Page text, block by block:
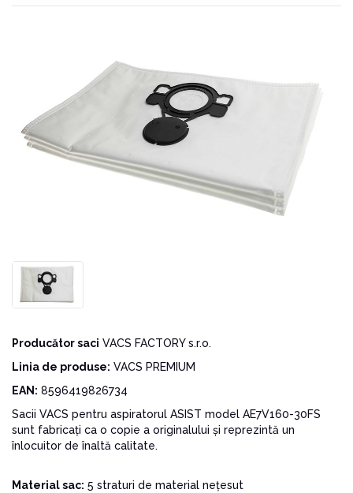
Producător saci VACS FACTORY s.r.o.
Linia de produse: VACS PREMIUM
EAN: 8596419826734
Sacii VACS pentru aspiratorul ASIST model AE7V160-30FS
sunt fabricați ca o copie a originalului și reprezintă un
înlocuitor de înaltă calitate.
Material sac: 5 straturi de material nețesut